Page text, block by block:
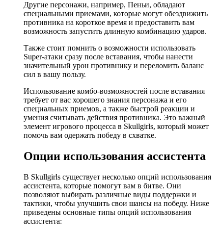
Другие персонажи, например, Пеньи, обладают
специальными приемами, которые могут обездвижить
противника на короткое время и предоставить вам
возможность запустить длинную комбинацию ударов.
Также стоит помнить о возможности использовать
Super-атаки сразу после вставания, чтобы нанести
значительный урон противнику и переломить баланс
сил в вашу пользу.
Использование комбо-возможностей после вставания
требует от вас хорошего знания персонажа и его
специальных приемов, а также быстрой реакции и
умения считывать действия противника. Это важный
элемент игрового процесса в Skullgirls, который может
помочь вам одержать победу в схватке.
Опции использования ассистента
В Skullgirls существует несколько опций использования
ассистента, которые помогут вам в битве. Они
позволяют выбирать различные виды поддержки и
тактики, чтобы улучшить свои шансы на победу. Ниже
приведены основные типы опций использования
ассистента: